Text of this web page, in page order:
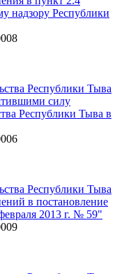
надзору Республики
Республики Тыва
силу
Республики Тыва в
Республики Тыва
в постановление
2013 г. № 59"